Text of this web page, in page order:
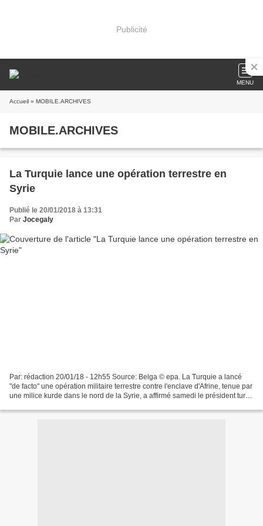
Publicité
MENU
Accueil » MOBILE.ARCHIVES
MOBILE.ARCHIVES
La Turquie lance une opération terrestre en
Syrie
Publié le 20/01/2018 à 13:31
Par Jocegaly
Par: rédaction 20/01/18 - 12h55 Source: Belga © epa. La Turquie a lancé
"de facto" une opération militaire terrestre contre l'enclave d'Afrine, tenue par
une milice kurde dans le nord de la Syrie, a affirmé samedi le président turc